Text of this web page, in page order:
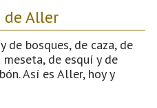
de Aller
de bosques, de caza, de
de esquí y de
Así es Aller, hoy y